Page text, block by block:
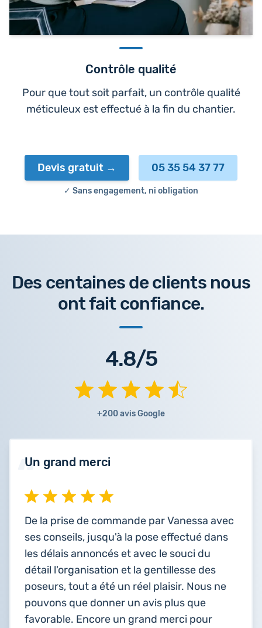
Contrôle qualité
Pour que tout soit parfait, un contrôle qualité
méticuleux est effectué à la fin du chantier.
Devis gratuit 05 35 54 37 77
✓ Sans engagement, ni obligation
Des centaines de clients nous
ont fait confiance.
4.8/5
+200 avis Google
Un grand merci
De la prise de commande par Vanessa avec
ses conseils, jusqu'à la pose effectué dans
les délais annoncés et avec le souci du
détail l'organisation et la gentillesse des
poseurs, tout a été un réel plaisir. Nous ne
pouvons que donner un avis plus que
favorable. Encore un grand merci pour